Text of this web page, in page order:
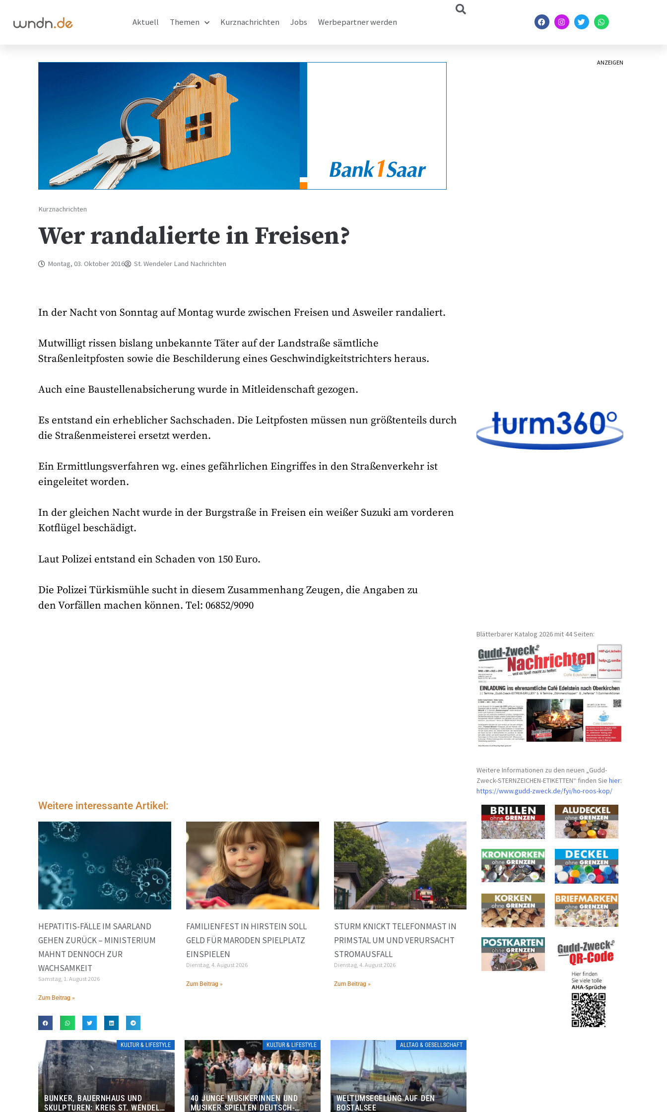
Aktuell Themen Kurznachrichten Jobs Werbepartner werden
Kurznachrichten
Wer randalierte in Freisen?
Montag, 03. Oktober 2016 St. Wendeler Land Nachrichten
In der Nacht von Sonntag auf Montag wurde zwischen Freisen und Asweiler randaliert.
Mutwilligt rissen bislang unbekannte Täter auf der Landstraße sämtliche
Straßenleitpfosten sowie die Beschilderung eines Geschwindigkeitstrichters heraus.
Auch eine Baustellenabsicherung wurde in Mitleidenschaft gezogen.
Es entstand ein erheblicher Sachschaden. Die Leitpfosten müssen nun größtenteils durch
die Straßenmeisterei ersetzt werden.
Ein Ermittlungsverfahren wg. eines gefährlichen Eingriffes in den Straßenverkehr ist
eingeleitet worden.
In der gleichen Nacht wurde in der Burgstraße in Freisen ein weißer Suzuki am vorderen
Kotflügel beschädigt.
Laut Polizei entstand ein Schaden von 150 Euro.
Die Polizei Türkismühle sucht in diesem Zusammenhang Zeugen, die Angaben zu
den Vorfällen machen können. Tel: 06852/9090
Weitere interessante Artikel:
HEPATITIS-FÄLLE IM SAARLAND
GEHEN ZURÜCK – MINISTERIUM
MAHNT DENNOCH ZUR
WACHSAMKEIT
Samstag, 1. August 2026
Zum Beitrag »
FAMILIENFEST IN HIRSTEIN SOLL
GELD FÜR MARODEN SPIELPLATZ
EINSPIELEN
Dienstag, 4. August 2026
Zum Beitrag »
STURM KNICKT TELEFONMAST IN
PRIMSTAL UM UND VERURSACHT
STROMAUSFALL
Dienstag, 4. August 2026
Zum Beitrag »
KULTUR & LIFESTYLE
BUNKER, BAUERNHAUS UND
SKULPTUREN: KREIS ST. WENDEL
KULTUR & LIFESTYLE
40 JUNGE MUSIKERINNEN UND
MUSIKER SPIELTEN DEUTSCH-
ALLTAG & GESELLSCHAFT
WELTUMSEGELUNG AUF DEN
BOSTALSEE
ANZEIGEN
Blätterbarer Katalog 2026 mit 44 Seiten:
Weitere Informationen zu den neuen „Gudd-
Zweck-STERNZEICHEN-ETIKETTEN“ finden Siehier:
https://www.gudd-zweck.de/fyi/ho-roos-kop/